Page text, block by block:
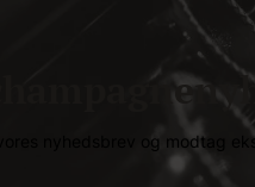
vores nyhedsbrev og modtag